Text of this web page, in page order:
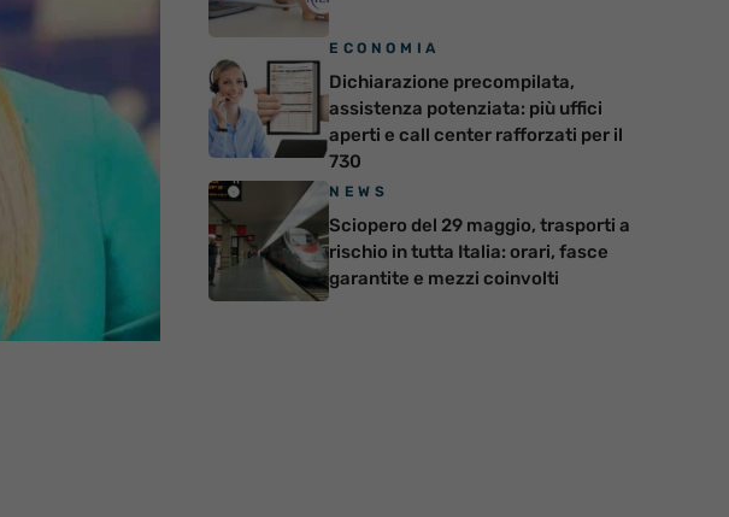
ECONOMIA
Dichiarazione precompilata,
assistenza potenziata: più uffici
aperti e call center rafforzati per il
730
NEWS
Sciopero del 29 maggio, trasporti a
rischio in tutta Italia: orari, fasce
garantite e mezzi coinvolti